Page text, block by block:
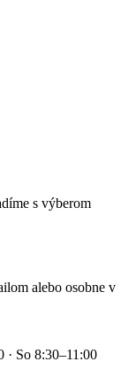
s výberom
alebo osobne v
· So 8:30–11:00